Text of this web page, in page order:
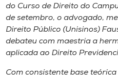
CPA
Biblioteca
do Curso de Direito do
de setembro, o advogado,
Direito Público (Unisinos)
debateu com maestria a
aplicada ao Direito
Com consistente base